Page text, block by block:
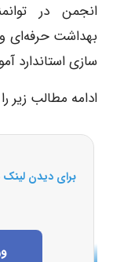
انجمن در
بهداشت حرفه‌ای و
سازی استاندارد
ادامه مطالب زیر
برای دیدن لینک